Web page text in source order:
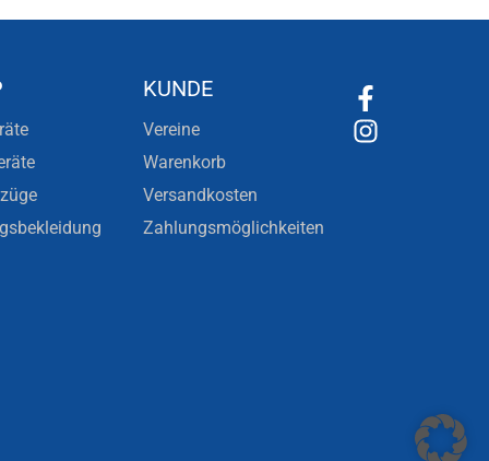
KUNDE
Vereine
Warenkorb
Versandkosten
Zahlungsmöglichkeiten